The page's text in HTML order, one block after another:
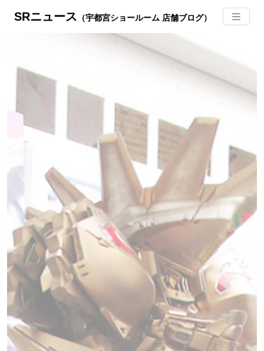
SRニュース （宇都宮ショールーム 店舗ブログ）